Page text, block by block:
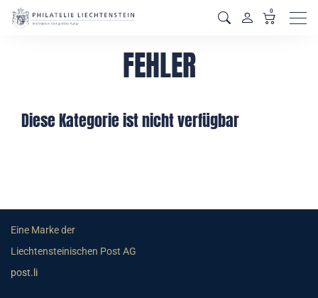
0
FEHLER
Diese Kategorie ist nicht verfügbar
Eine Marke der
Liechtensteinischen Post AG
post.li